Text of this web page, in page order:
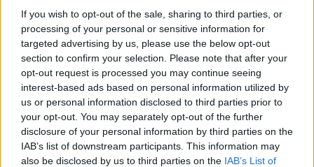
If you wish to opt-out of the sale, sharing to third parties, or
processing of your personal or sensitive information for
targeted advertising by us, please use the below opt-out
section to confirm your selection. Please note that after your
opt-out request is processed you may continue seeing
interest-based ads based on personal information utilized by
us or personal information disclosed to third parties prior to
your opt-out. You may separately opt-out of the further
disclosure of your personal information by third parties on the
IAB’s list of downstream participants. This information may
also be disclosed by us to third parties on the IAB’s List of
0 ΣΧΌΛΙΑ ΑΝΑΓΝΩΣΤΏΝ